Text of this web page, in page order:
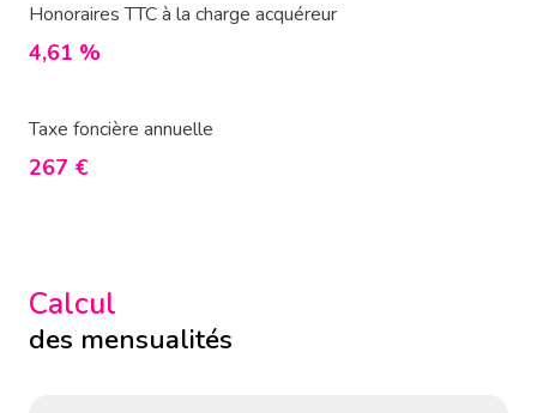
Honoraires TTC à la charge acquéreur
4,61 %
Taxe foncière annuelle
267 €
Calcul
des mensualités